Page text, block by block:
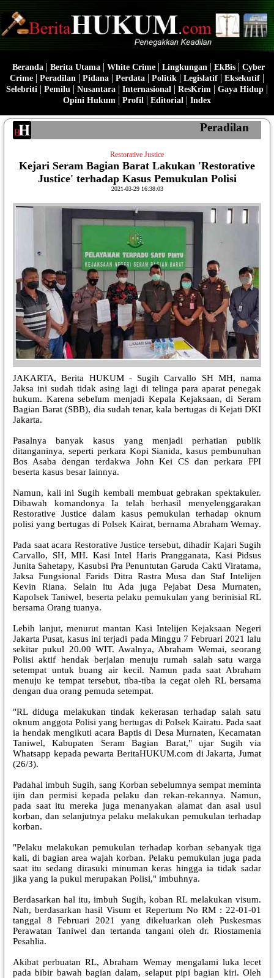
Beranda| Berita Utama| White Crime| Lingkungan | EkBis| Cyber
Crime | Peradilan | Pidana | Perdata | Politik | Legislatif | Eksekutif |
Selebriti | Pemilu | Nusantara | Internasional | ResKrim | Gaya Hidup |
Opini Hukum | Profil | Editorial | Index
Peradilan
Restorative Justice
Kejari Seram Bagian Barat Lakukan 'Restorative
Justice' terhadap Kasus Pemukulan Polisi
2021-03-29 16:38:03
JAKARTA, Berita HUKUM - Sugih Carvallo SH MH, nama
Jaksa ini sudah tidak asing lagi di telinga para aparat penegak
hukum. Karena sebelum menjadi Kepala Kejaksaan, di Seram
Bagian Barat (SBB), dia sudah tenar, kala bertugas di Kejati DKI
Jakarta.
Pasalnya banyak kasus yang menjadi perhatian publik
ditanganinya, seperti perkara Kopi Sianida, kasus pembunuhan
Bos Asaba dengan terdakwa John Kei CS dan perkara FPI
beserta kasus besar lainnya.
Namun, kali ini Sugih kembali membuat gebrakan spektakuler.
Dibawah komandonya Ia telah berhasil menyelenggarakan
Restorative Justice dalam kasus pemukulan terhadap oknum
polisi yang bertugas di Polsek Kairat, bernama Abraham Wemay.
Pada saat acara Restorative Justice tersebut, dihadir Kajari Sugih
Carvallo, SH, MH. Kasi Intel Haris Prangganata, Kasi Pidsus
Junita Sahetapy, Kasubsi Pra Penuntutan Garuda Cakti Viratama,
Jaksa Fungsional Farids Ditra Rastra Musa dan Staf Intelijen
Kevin Riana. Selain itu Ada juga Pejabat Desa Murnaten,
Kapolsek Taniwel, beserta pelaku pemukulan yang berinisial RL
bersama Orang tuanya.
Lebih lanjut, menurut mantan Kasi Intelijen Kejaksaan Negeri
Jakarta Pusat, kasus ini terjadi pada Minggu 7 Februari 2021 lalu
sekitar pukul 20.00 WIT. Awalnya, Abraham Wemai, seorang
Polisi aktif hendak berjalan menuju rumah salah satu warga
setempat untuk buang air kecil. Namun pada saat Abraham
menuju ke tempat tersebut, tiba-tiba ia cegat oleh RL bersama
dengan dua orang pemuda setempat.
"RL diduga melakukan tindak kekerasan terhadap salah satu
oknum anggota Polisi yang bertugas di Polsek Kairatu. Pada saat
ia hendak mengikuti acara Baptis di Desa Murnaten, Kecamatan
Taniwel, Kabupaten Seram Bagian Barat," ujar Sugih via
Whatsapp kepada pewarta BeritaHUKUM.com di Jakarta, Jumat
(26/3).
Padahal imbuh Sugih, sang Korban sebelumnya sempat meminta
ijin dan permisi kepada pelaku dan rekan-rekannya. Namun,
pada saat itu mereka juga menanyakan alamat dan asal usul
korban, dan selanjutnya pelaku melakukan pemukulan terhadap
korban.
"Pelaku melakukan pemukulan terhadap korban sebanyak tiga
kali, di bagian area wajah korban. Pelaku pemukulan juga pada
saat itu sedang dirasuki minuman keras hingga ia tidak sadar
jika yang ia pukul merupakan Polisi," imbuhnya.
Berdasarkan hal itu, imbuh Sugih, koban RL melakukan visum.
Nah, berdasarkan hasil Visum et Repertum No RM : 22-01-01
tanggal 8 Februari 2021 yang dikeluarkan oleh Puskesmas
Perawatan Taniwel dan tertanda tangani oleh dr. Riostamenia
Pesahlia.
Akibat perbuatan RL, Abraham Wemay mengalami luka lecet
pada bibir bawah bagian dalam, selaput pipi bagian kiri. Oleh